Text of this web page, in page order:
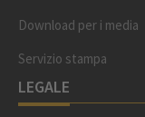
Download per i media
Servizio stampa
LEGALE